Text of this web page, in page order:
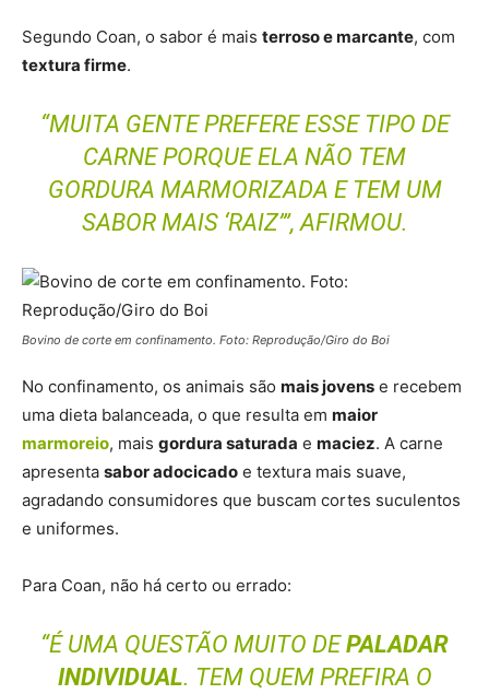
Segundo Coan, o sabor é mais terroso e marcante, com
textura firme.
“MUITA GENTE PREFERE ESSE TIPO DE
CARNE PORQUE ELA NÃO TEM
GORDURA MARMORIZADA E TEM UM
SABOR MAIS ‘RAIZ’”, AFIRMOU.
Bovino de corte em confinamento. Foto: Reprodução/Giro do Boi
No confinamento, os animais são mais jovens e recebem
uma dieta balanceada, o que resulta em maior
marmoreio, mais gordura saturada e maciez. A carne
apresenta sabor adocicado e textura mais suave,
agradando consumidores que buscam cortes suculentos
e uniformes.
Para Coan, não há certo ou errado:
“É UMA QUESTÃO MUITO DEPALADAR
INDIVIDUAL. TEM QUEM PREFIRA O